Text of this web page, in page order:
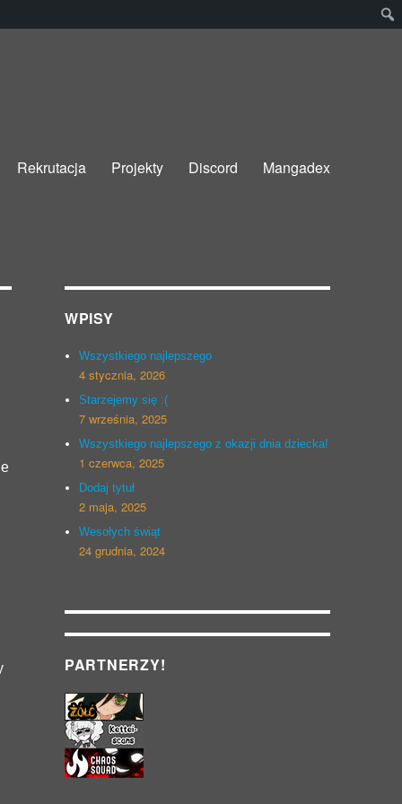
Rekrutacja Projekty Discord Mangadex
WPISY
Wszystkiego najlepszego
4 stycznia, 2026
Starzejemy się :(
7 września, 2025
Wszystkiego najlepszego z okazji dnia dziecka!
1 czerwca, 2025
Dodaj tytuł
2 maja, 2025
Wesołych świąt
24 grudnia, 2024
PARTNERZY!